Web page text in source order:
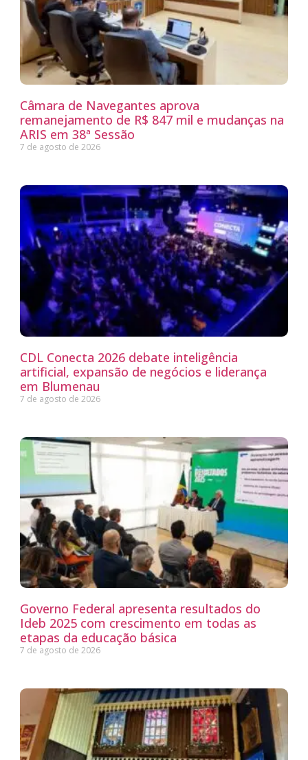
Câmara de Navegantes aprova
remanejamento de R$ 847 mil e mudanças na
ARIS em 38ª Sessão
7 de agosto de 2026
CDL Conecta 2026 debate inteligência
artificial, expansão de negócios e liderança
em Blumenau
7 de agosto de 2026
Governo Federal apresenta resultados do
Ideb 2025 com crescimento em todas as
etapas da educação básica
7 de agosto de 2026